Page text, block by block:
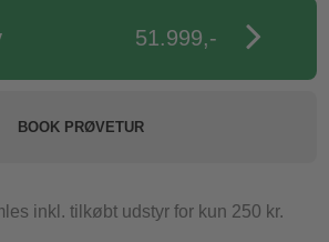
51.999,-
BOOK PRØVETUR
inkl. tilkøbt udstyr for kun 250 kr.